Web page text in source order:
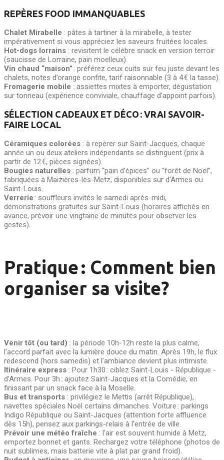
REPÈRES FOOD IMMANQUABLES
Chalet Mirabelle : pâtes à tartiner à la mirabelle, à tester
impérativement si vous appréciez les saveurs fruitées locales.
Hot-dogs lorrains : revisitent le célèbre snack en version terroir
(saucisse de Lorraine, pain moelleux).
Vin chaud “maison” : préférez ceux cuits sur feu juste devant les
chalets, notes d’orange confite, tarif raisonnable (3 à 4 € la tasse).
Fromagerie mobile : assiettes mixtes à emporter, dégustation
sur tonneau (expérience conviviale, chauffage d’appoint parfois).
SÉLECTION CADEAUX ET DÉCO : VRAI SAVOIR-
FAIRE LOCAL
Céramiques colorées : à repérer sur Saint-Jacques, chaque
année un ou deux ateliers indépendants se distinguent (prix à
partir de 12 €, pièces signées).
Bougies naturelles : parfum “pain d’épices” ou “forêt de Noël”,
fabriquées à Maizières-lès-Metz, disponibles sur d’Armes ou
Saint-Louis.
Verrerie : souffleurs invités le samedi après-midi,
démonstrations gratuites sur Saint-Louis (horaires affichés en
avance, prévoir une vingtaine de minutes pour observer les
gestes).
Pratique : Comment bien
organiser sa visite?
Venir tôt (ou tard) : la période 10h-12h reste la plus calme,
l’accord parfait avec la lumière douce du matin. Après 19h, le flux
redescend (hors samedis) et l’ambiance devient plus intimiste.
Itinéraire express : Pour 1h30 : ciblez Saint-Louis - République -
d’Armes. Pour 3h : ajoutez Saint-Jacques et la Comédie, en
finissant par un snack face à la Moselle.
Bus et transports : privilégiez le Mettis (arrêt République),
navettes spéciales Noël certains dimanches. Voiture : parkings
Indigo République ou Saint-Jacques (attention forte affluence
dès 15h), pensez aux parkings-relais à l’entrée de ville.
Prévoir une météo fraîche : l’air est souvent humide à Metz,
emportez bonnet et gants. Rechargez votre téléphone (photos de
nuit sublimes, mais batterie vite à plat par grand froid).